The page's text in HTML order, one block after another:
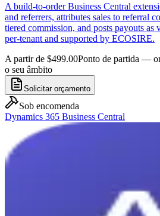
A build-to-order Business Central
and referrers, attributes sales to referral
tiered commission, and posts payouts
per-tenant and supported by ECOSIRE.
A partir de $499.00Ponto de partida —
o seu âmbito
Solicitar orçamento
Sob encomenda
Dynamics 365 Business Central